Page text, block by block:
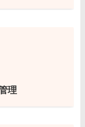
理